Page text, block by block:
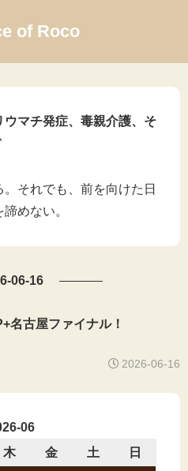
of Roco
マチ発症、毒親介護、そ
それでも、前を向けた日
めない。
06-16
名古屋ファイナル！
2026-06-16
06
木 金 土
日